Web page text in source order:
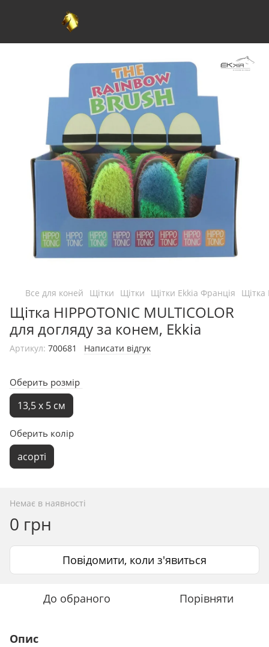
Все для коней Щітки Щітки Щітки Ekkia Франція Щітка
Щітка HIPPOTONIC MULTICOLOR
для догляду за конем, Ekkia
Артикул: 700681 Написати відгук
Оберить розмір
13,5 х 5 см
Оберить колір
асорті
Немає в наявності
0 грн
Повідомити, коли з'явиться
До обраного Порівняти
Опис